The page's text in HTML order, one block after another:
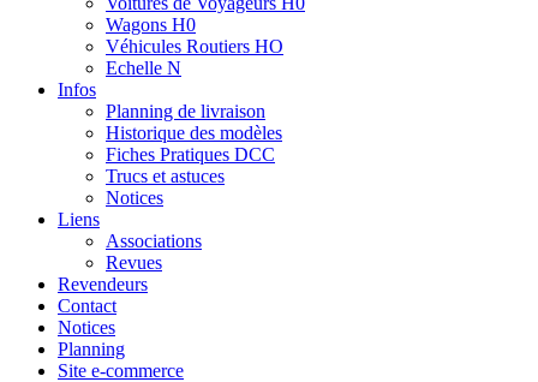
Wagons H0
Véhicules Routiers HO
Echelle N
Infos
Planning de livraison
Historique des modèles
Fiches Pratiques DCC
Trucs et astuces
Notices
Liens
Associations
Revues
Revendeurs
Contact
Notices
Planning
Site e-commerce